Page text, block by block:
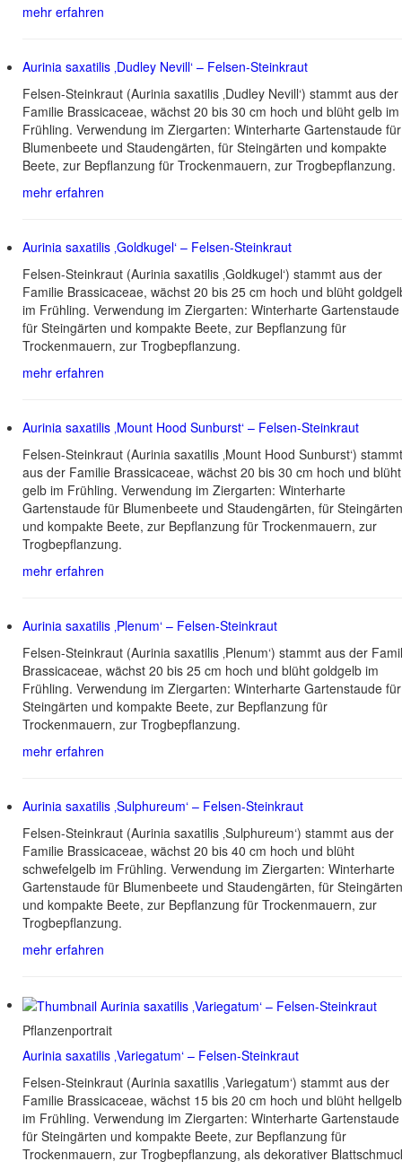
mehr erfahren
Aurinia saxatilis ‚Dudley Nevill‘ – Felsen-Steinkraut
Felsen-Steinkraut (Aurinia saxatilis ‚Dudley Nevill‘) stammt aus der
Familie Brassicaceae, wächst 20 bis 30 cm hoch und blüht gelb im
Frühling. Verwendung im Ziergarten: Winterharte Gartenstaude für
Blumenbeete und Staudengärten, für Steingärten und kompakte
Beete, zur Bepflanzung für Trockenmauern, zur Trogbepflanzung.
mehr erfahren
Aurinia saxatilis ‚Goldkugel‘ – Felsen-Steinkraut
Felsen-Steinkraut (Aurinia saxatilis ‚Goldkugel‘) stammt aus der
Familie Brassicaceae, wächst 20 bis 25 cm hoch und blüht
im Frühling. Verwendung im Ziergarten: Winterharte Gartenstaude
für Steingärten und kompakte Beete, zur Bepflanzung für
Trockenmauern, zur Trogbepflanzung.
mehr erfahren
Aurinia saxatilis ‚Mount Hood Sunburst‘ – Felsen-Steinkraut
Felsen-Steinkraut (Aurinia saxatilis ‚Mount Hood Sunburst‘) stammt
aus der Familie Brassicaceae, wächst 20 bis 30 cm hoch und blüht
gelb im Frühling. Verwendung im Ziergarten: Winterharte
Gartenstaude für Blumenbeete und Staudengärten, für Steingärten
und kompakte Beete, zur Bepflanzung für Trockenmauern, zur
Trogbepflanzung.
mehr erfahren
Aurinia saxatilis ‚Plenum‘ – Felsen-Steinkraut
Felsen-Steinkraut (Aurinia saxatilis ‚Plenum‘) stammt aus der
Brassicaceae, wächst 20 bis 25 cm hoch und blüht goldgelb im
Frühling. Verwendung im Ziergarten: Winterharte Gartenstaude für
Steingärten und kompakte Beete, zur Bepflanzung für
Trockenmauern, zur Trogbepflanzung.
mehr erfahren
Aurinia saxatilis ‚Sulphureum‘ – Felsen-Steinkraut
Felsen-Steinkraut (Aurinia saxatilis ‚Sulphureum‘) stammt aus der
Familie Brassicaceae, wächst 20 bis 40 cm hoch und blüht
schwefelgelb im Frühling. Verwendung im Ziergarten: Winterharte
Gartenstaude für Blumenbeete und Staudengärten, für Steingärten
und kompakte Beete, zur Bepflanzung für Trockenmauern, zur
Trogbepflanzung.
mehr erfahren
Pflanzenportrait
Aurinia saxatilis ‚Variegatum‘ – Felsen-Steinkraut
Felsen-Steinkraut (Aurinia saxatilis ‚Variegatum‘) stammt aus der
Familie Brassicaceae, wächst 15 bis 20 cm hoch und blüht hellgelb
im Frühling. Verwendung im Ziergarten: Winterharte Gartenstaude
für Steingärten und kompakte Beete, zur Bepflanzung für
Trockenmauern, zur Trogbepflanzung, als dekorativer